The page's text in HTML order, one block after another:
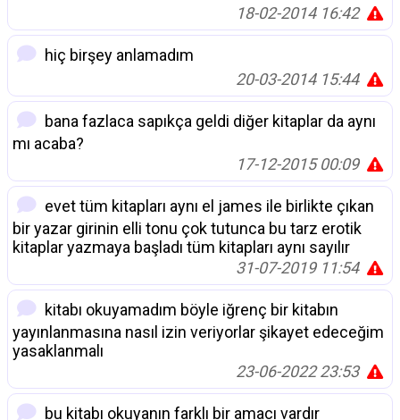
18-02-2014 16:42
hiç birşey anlamadım
20-03-2014 15:44
bana fazlaca sapıkça geldi diğer kitaplar da aynı
mı acaba?
17-12-2015 00:09
evet tüm kitapları aynı el james ile birlikte çıkan
bir yazar girinin elli tonu çok tutunca bu tarz erotik
kitaplar yazmaya başladı tüm kitapları aynı sayılır
31-07-2019 11:54
kitabı okuyamadım böyle iğrenç bir kitabın
yayınlanmasına nasıl izin veriyorlar şikayet edeceğim
yasaklanmalı
23-06-2022 23:53
bu kitabı okuyanın farklı bir amacı vardır